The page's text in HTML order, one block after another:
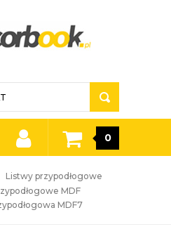
0
Listwy przypodłogowe
MDF
MDF7